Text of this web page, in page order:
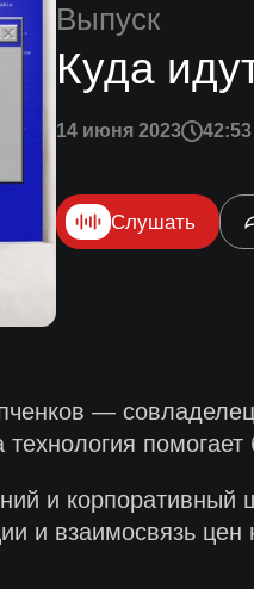
Выпуск
Куда
14 июня 2023 42:53
Слушать
—
помогает
и
и взаимосвязь